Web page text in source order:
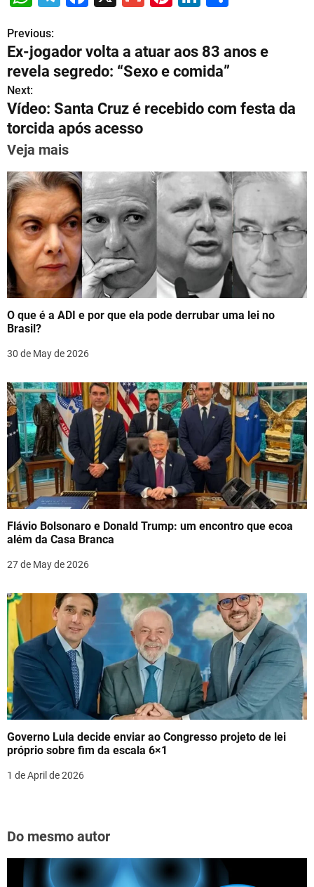
at
s
A
p
p
e
gr
a
m
e
b
o
o
ai
l
e
st
k
e
dI
n
e
P
o
s
t
n
a
v
i
g
a
t
i
o
n
Previous:
Ex-jogador volta a atuar aos 83 anos e
revela segredo: “Sexo e comida”
Next:
Vídeo: Santa Cruz é recebido com festa da
torcida após acesso
Veja mais
O que é a ADI e por que ela pode derrubar uma lei no
Brasil?
30 de May de 2026
Flávio Bolsonaro e Donald Trump: um encontro que ecoa
além da Casa Branca
27 de May de 2026
Governo Lula decide enviar ao Congresso projeto de lei
próprio sobre fim da escala 6×1
1 de April de 2026
Do mesmo autor